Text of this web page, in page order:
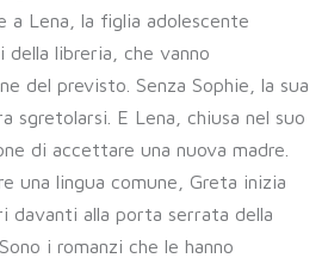
a Lena, la figlia adolescente
della libreria, che vanno
del previsto. Senza Sophie, la sua
sgretolarsi. E Lena, chiusa nel suo
di accettare una nuova madre.
una lingua comune, Greta inizia
davanti alla porta serrata della
i romanzi che le hanno